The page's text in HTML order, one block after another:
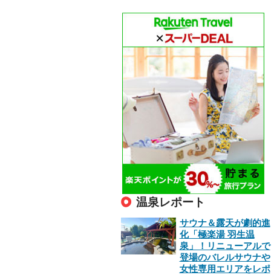
温泉レポート
サウナ＆露天が劇的進
化「極楽湯 羽生温
泉」！リニューアルで
登場のバレルサウナや
女性専用エリアをレポ